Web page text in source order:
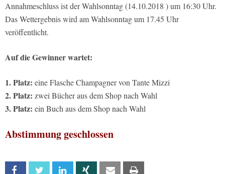
Annahmeschluss ist der Wahlsonntag (14.10.2018 ) um 16:30 Uhr.
Das Wettergebnis wird am Wahlsonntag um 17.45 Uhr
veröffentlicht.
Auf die Gewinner wartet:
1. Platz: eine Flasche Champagner von Tante Mizzi
2. Platz: zwei Bücher aus dem Shop nach Wahl
3. Platz: ein Buch aus dem Shop nach Wahl
Abstimmung geschlossen
Facebook Twitter Linkedin Xing Email